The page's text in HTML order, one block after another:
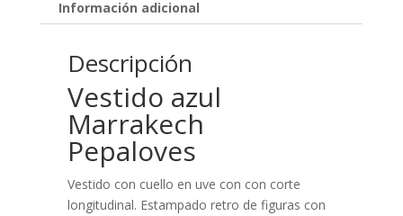
Información adicional
Descripción
Vestido azul
Marrakech
Pepaloves
Vestido con cuello en uve con con corte
longitudinal. Estampado retro de figuras con